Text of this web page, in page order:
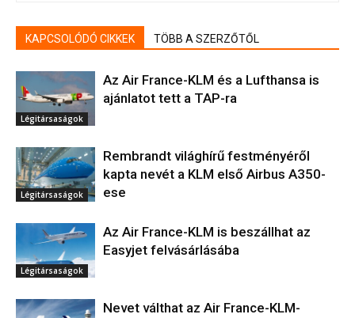
KAPCSOLÓDÓ CIKKEK TÖBB A SZERZŐTŐL
Légitársaságok
Az Air France-KLM és a Lufthansa is
ajánlatot tett a TAP-ra
Légitársaságok
Rembrandt világhírű festményéről
kapta nevét a KLM első Airbus A350-
ese
Légitársaságok
Az Air France-KLM is beszállhat az
Easyjet felvásárlásába
Nevet válthat az Air France-KLM-